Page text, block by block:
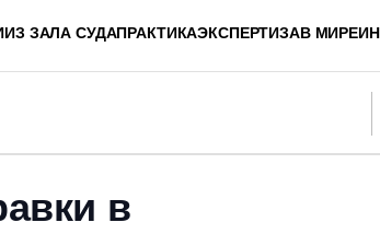
ИЗ ЗАЛА СУДАПРАКТИКАЭКСПЕРТИЗАВ МИРЕ
в